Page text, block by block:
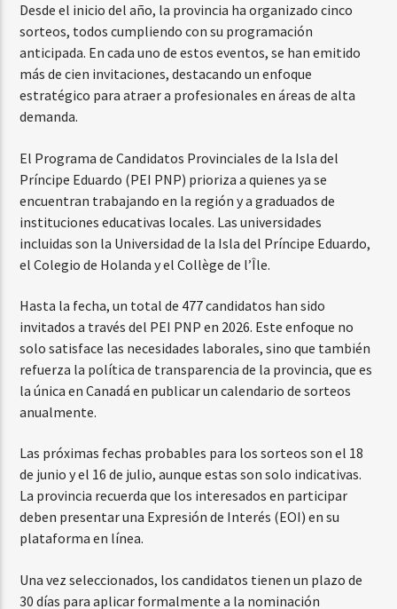
Desde el inicio del año, la provincia ha organizado cinco
sorteos, todos cumpliendo con su programación
anticipada. En cada uno de estos eventos, se han emitido
más de cien invitaciones, destacando un enfoque
estratégico para atraer a profesionales en áreas de alta
demanda.
El Programa de Candidatos Provinciales de la Isla del
Príncipe Eduardo (PEI PNP) prioriza a quienes ya se
encuentran trabajando en la región y a graduados de
instituciones educativas locales. Las universidades
incluidas son la Universidad de la Isla del Príncipe Eduardo,
el Colegio de Holanda y el Collège de l’Île.
Hasta la fecha, un total de 477 candidatos han sido
invitados a través del PEI PNP en 2026. Este enfoque no
solo satisface las necesidades laborales, sino que también
refuerza la política de transparencia de la provincia, que es
la única en Canadá en publicar un calendario de sorteos
anualmente.
Las próximas fechas probables para los sorteos son el 18
de junio y el 16 de julio, aunque estas son solo indicativas.
La provincia recuerda que los interesados en participar
deben presentar una Expresión de Interés (EOI) en su
plataforma en línea.
Una vez seleccionados, los candidatos tienen un plazo de
30 días para aplicar formalmente a la nominación